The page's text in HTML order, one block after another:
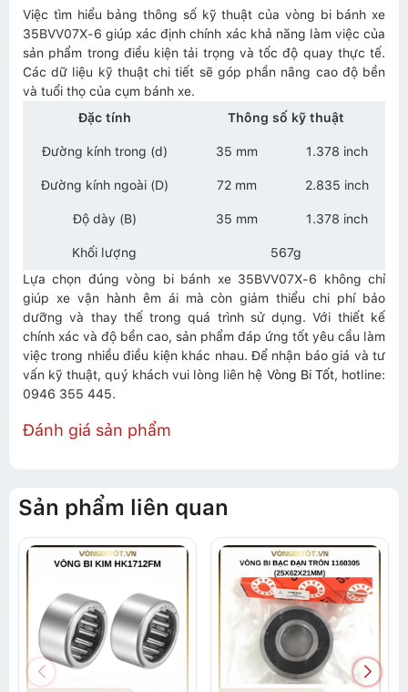
Việc tìm hiểu bảng thông số kỹ thuật của vòng bi bánh xe
35BVV07X-6 giúp xác định chính xác khả năng làm việc của
sản phẩm trong điều kiện tải trọng và tốc độ quay thực tế.
Các dữ liệu kỹ thuật chi tiết sẽ góp phần nâng cao độ bền
và tuổi thọ của cụm bánh xe.
Đặc tính
Thông số kỹ thuật
Đường kính trong (d) 35 mm 1.378 inch
Đường kính ngoài (D) 72 mm 2.835 inch
Độ dày (B) 35 mm 1.378 inch
Khối lượng
567g
Lựa chọn đúng vòng bi bánh xe 35BVV07X-6 không chỉ
giúp xe vận hành êm ái mà còn giảm thiểu chi phí bảo
dưỡng và thay thế trong quá trình sử dụng. Với thiết kế
chính xác và độ bền cao, sản phẩm đáp ứng tốt yêu cầu làm
việc trong nhiều điều kiện khác nhau. Để nhận báo giá và tư
vấn kỹ thuật, quý khách vui lòng liên hệ Vòng Bi Tốt, hotline:
0946 355 445.
Đánh giá sản phẩm
Sản phẩm liên quan